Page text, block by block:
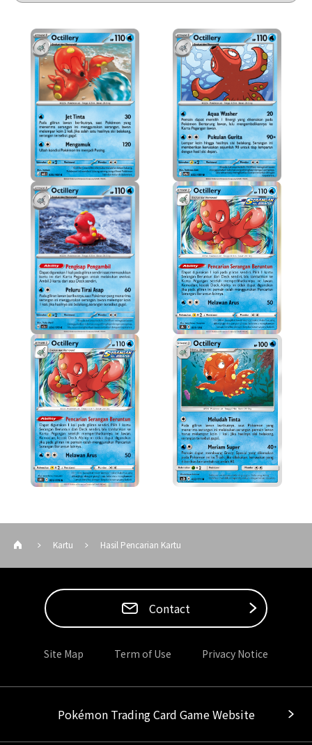
Kartu Hasil Pencarian Kartu
Contact
Site Map Term of Use Privacy Notice
Pokémon Trading Card Game Website